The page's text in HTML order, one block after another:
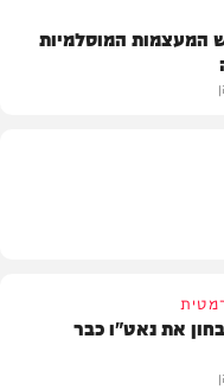
המעצמות המוסלמיות
את נאט"ו כבר